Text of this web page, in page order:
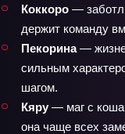
Коккоро —
держит команду
Пекорина—
сильным
шагом.
Кяру — маг с
она чаще всех